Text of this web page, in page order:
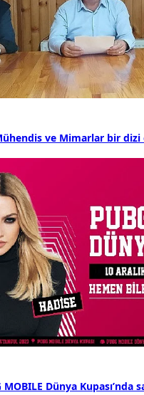
ve Mimarlar bir
MOBILE Dünya Kupası’nda